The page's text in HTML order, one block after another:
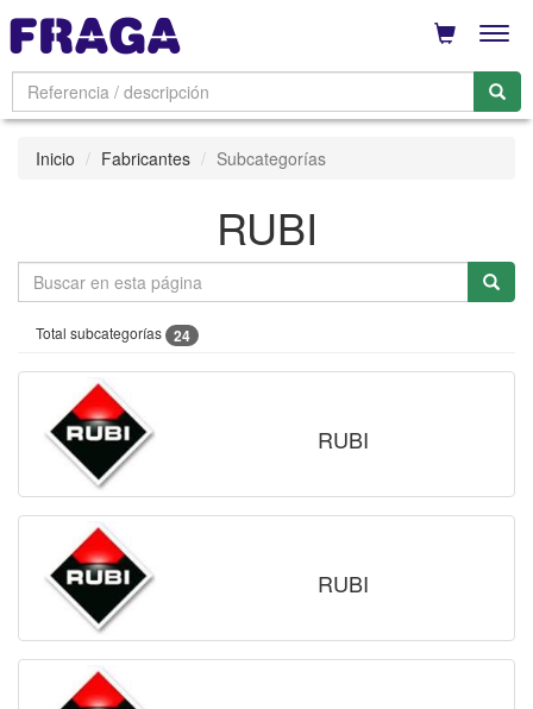
Inicio Fabricantes Subcategorías
RUBI
Total subcategorías 24
RUBI
RUBI